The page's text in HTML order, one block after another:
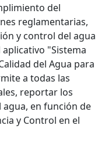
del
reglamentarias,
y control del agua
"Sistema
del Agua para
a todas las
reportar los
agua, en función de
y Control en el